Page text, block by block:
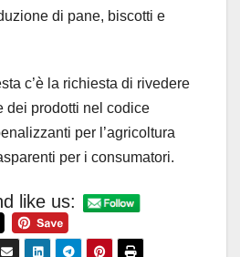
di pane, biscotti e
c’è la richiesta di rivedere
dei prodotti nel codice
per l’agricoltura
per i consumatori.
like us: